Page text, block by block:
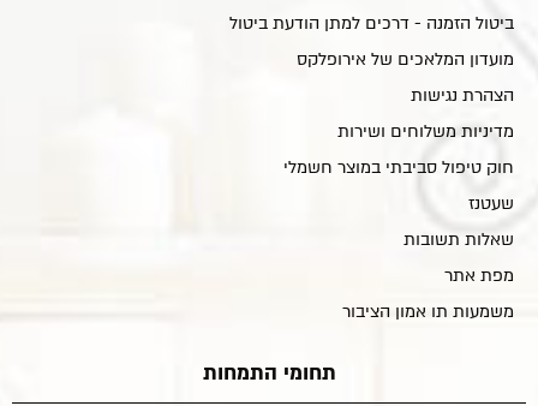
ביטול הזמנה - דרכים למתן הודעת ביטול
מועדון המלאכים של אירופלקס
הצהרת נגישות
מדיניות משלוחים ושירות
חוק טיפול סביבתי במוצר חשמלי
שעטנז
שאלות תשובות
מפת אתר
משמעות תו אמון הציבור
תחומי התמחות